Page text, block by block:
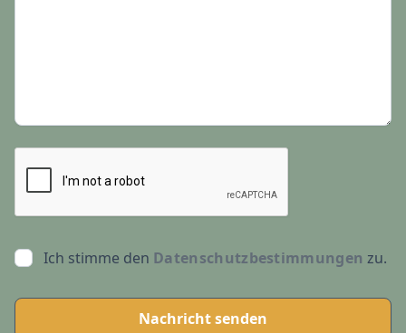
Ich stimme den Datenschutzbestimmungen zu.